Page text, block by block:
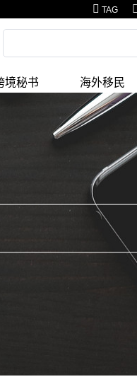
TAG
境秘书 海外移民